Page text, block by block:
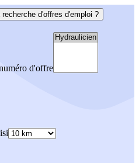
d'offres d'emploi ?
d'offre